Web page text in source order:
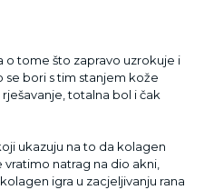
o tome što zapravo uzrokuje i
bori s tim stanjem kože
totalna bol i čak
ukazuju na to da kolagen
natrag na dio akni,
igra u zacjeljivanju rana